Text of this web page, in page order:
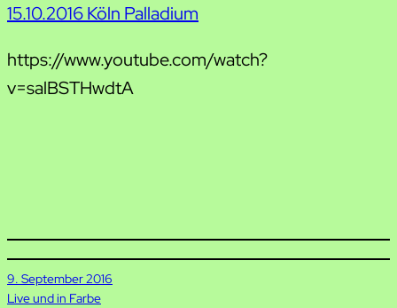
15.10.2016 Köln Palladium
https://www.youtube.com/watch?
v=salBSTHwdtA
9. September 2016
Live und in Farbe